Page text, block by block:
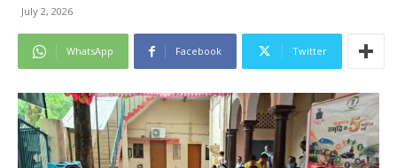
July 2, 2026
WhatsApp Facebook Twitter